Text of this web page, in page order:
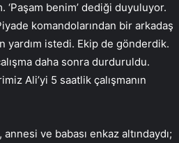
‘Paşam benim’ dediği duyuluyor.
komandolarından bir arkadaş
istedi. Ekip de gönderdik.
daha sonra durduruldu.
Ali’yi 5 saatlik çalışmanın
ve babası enkaz altındaydı;